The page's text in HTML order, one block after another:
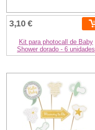
3,10 €
Kit para photocall de Baby
Shower dorado - 6 unidades